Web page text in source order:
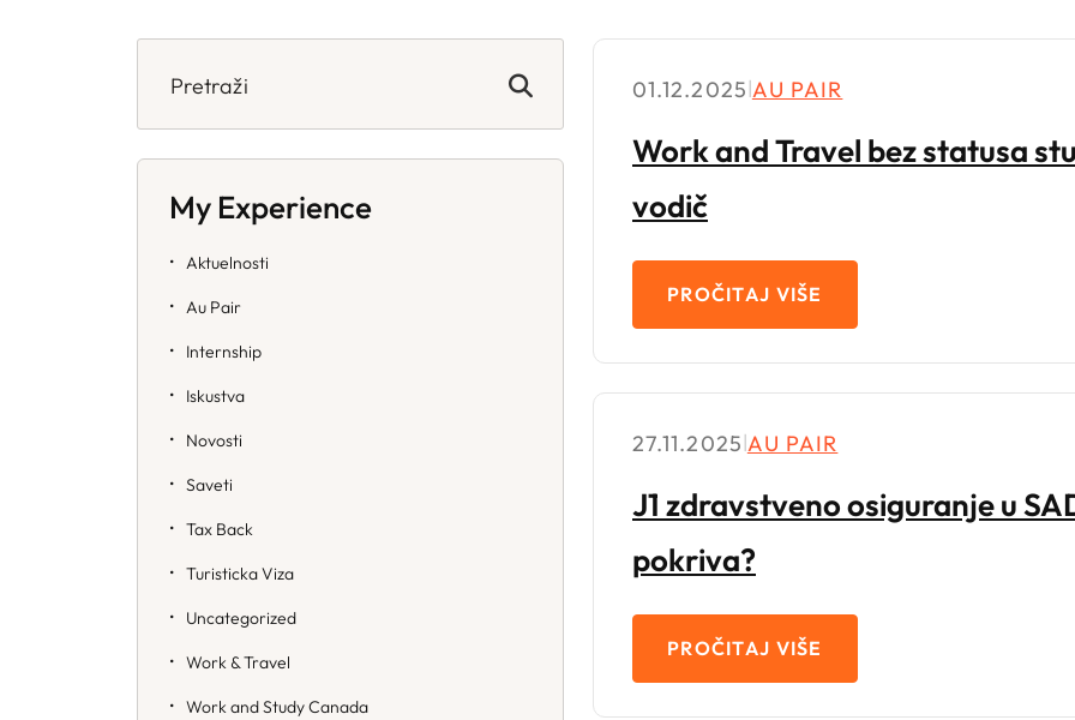
My Experience
Aktuelnosti
Au Pair
Internship
Iskustva
Novosti
Saveti
Tax Back
Turisticka Viza
Uncategorized
Work & Travel
Work and Study Canada
01.12.2025 |AU PAIR
Work and Travel bez statusa
vodič
PROČITAJ VIŠE
27.11.2025 |AU PAIR
J1 zdravstveno osiguranje u
pokriva?
PROČITAJ VIŠE